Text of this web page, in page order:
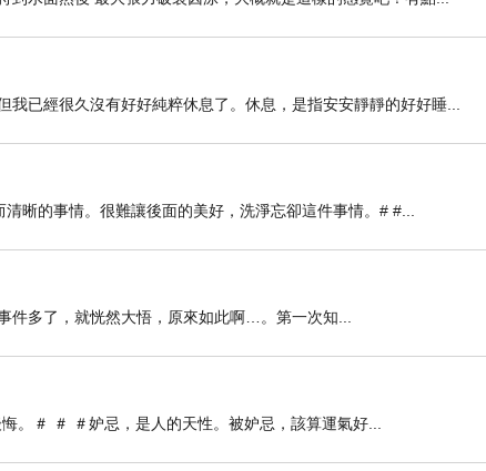
已經很久沒有好好純粹休息了。休息，是指安安靜靜的好好睡...
晰的事情。很難讓後面的美好，洗淨忘卻這件事情。# #...
件多了，就恍然大悟，原來如此啊…。第一次知...
。＃ ＃ ＃妒忌，是人的天性。被妒忌，該算運氣好...